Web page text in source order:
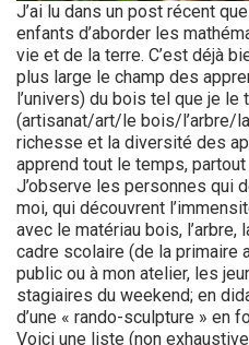
J’ai lu dans un post récent
enfants d’aborder les
vie et de la terre. C’est déjà
plus large le champ des
l’univers) du bois tel que je
(artisanat/art/le bois/l’arbre/
richesse et la diversité des
apprend tout le temps,
J’observe les personnes qui
moi, qui découvrent
avec le matériau bois,
cadre scolaire (de la primaire
public ou à mon atelier, les
stagiaires du weekend; en
d’une « rando-sculpture » en
Voici une liste (non